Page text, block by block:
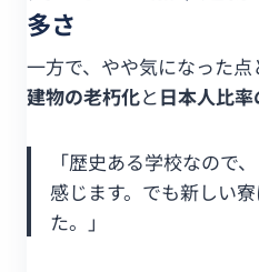
多さ
一方で、やや気になった点
建物の老朽化と日本人比率
「歴史ある学校なので
感じます。でも新しい
た。」